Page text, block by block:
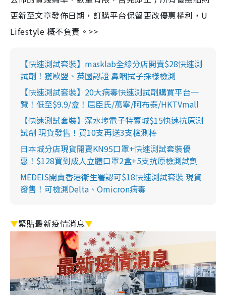
更新至文章發佈日期，訂購平台保留更改優惠權利，U
Lifestyle 概不負責。>>
【快速測試套裝】masklab全線分店開賣$28快速測
試劑！獲歐盟、英國認證 鼻咽拭子採樣檢測
【快速測試套裝】20大病毒快速測試劑購買平台一
覽！低至$9.9/盒！屈臣氏/萬寧/阿布泰/HKTVmall
【快速測試套裝】深水埗電子特賣城$15快速抗原測
試劑 現貨發售！買10支再送3支檢測棒
日本城分店現貨開賣KN95口罩+快速測試套裝優
惠！$128買到成人立體口罩2盒+5支抗原檢測試劑
MEDEIS開賣香港衛生署認可$18快速測試套裝 現貨
發售！可檢測Delta、Omicron病毒
▼緊貼最新疫情消息▼